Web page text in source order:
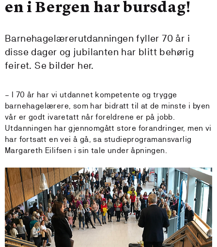
en i Bergen har bursdag!
Barnehagelærerutdanningen fyller 70 år i
disse dager og jubilanten har blitt behørig
feiret. Se bilder her.
– I 70 år har vi utdannet kompetente og trygge
barnehagelærere, som har bidratt til at de minste i byen
vår er godt ivaretatt når foreldrene er på jobb.
Utdanningen har gjennomgått store forandringer, men vi
har fortsatt en vei å gå, sa studieprogramansvarlig
Margareth Eilifsen i sin tale under åpningen.